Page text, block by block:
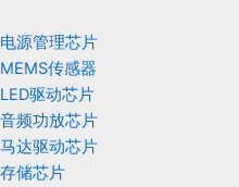
电源管理芯片
MEMS传感器
LED驱动芯片
音频功放芯片
马达驱动芯片
存储芯片